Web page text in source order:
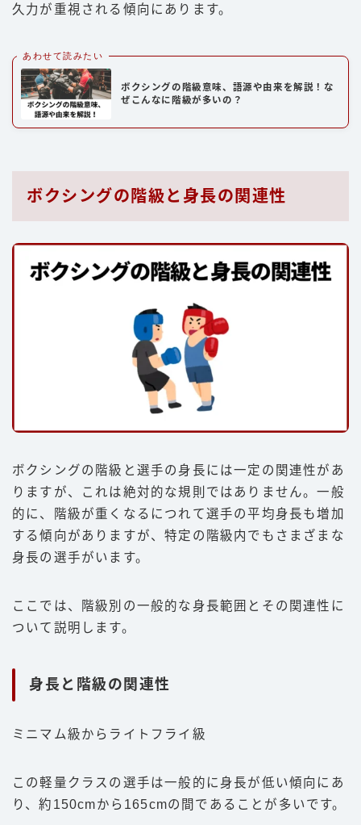
久力が重視される傾向にあります。
あわせて読みたい
ボクシングの階級意味、語源や由来を解説！な
ぜこんなに階級が多いの？
ボクシングの階級と身長の関連性
ボクシングの階級と選手の身長には一定の関連性があ
りますが、これは絶対的な規則ではありません。一般
的に、階級が重くなるにつれて選手の平均身長も増加
する傾向がありますが、特定の階級内でもさまざまな
身長の選手がいます。
ここでは、階級別の一般的な身長範囲とその関連性に
ついて説明します。
身長と階級の関連性
ミニマム級からライトフライ級
この軽量クラスの選手は一般的に身長が低い傾向にあ
り、約150cmから165cmの間であることが多いです。